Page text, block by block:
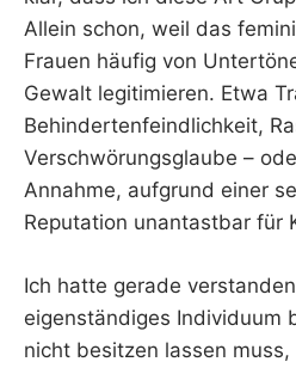
Allein schon, weil das
Frauen häufig von
Gewalt legitimieren. Etwa
Behindertenfeindlichkeit,
Verschwörungsglaube –
Annahme, aufgrund einer
Reputation unantastbar für
Ich hatte gerade
eigenständiges Individuum
nicht besitzen lassen